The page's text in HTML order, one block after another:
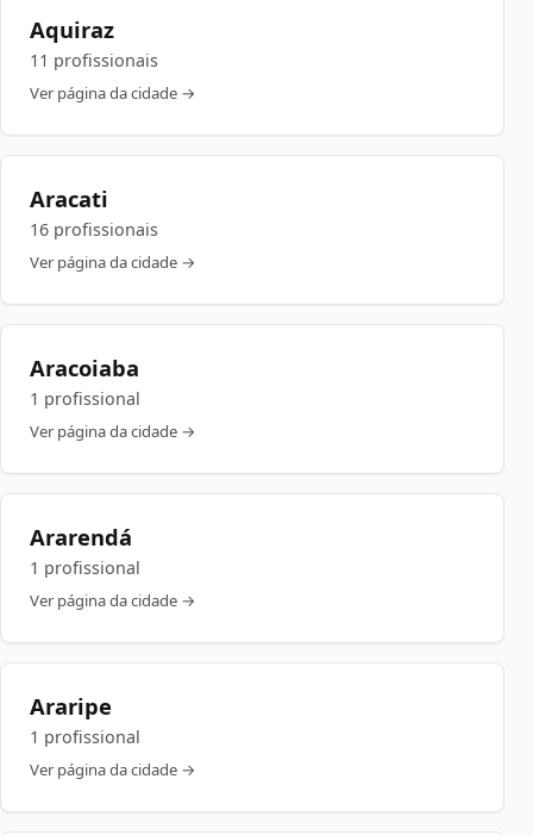
Aquiraz
11 profissionais
Ver página da cidade →
Aracati
16 profissionais
Ver página da cidade →
Aracoiaba
1 profissional
Ver página da cidade →
Ararendá
1 profissional
Ver página da cidade →
Araripe
1 profissional
Ver página da cidade →